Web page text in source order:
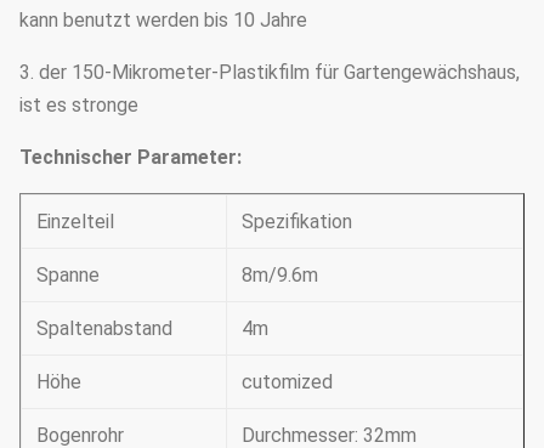
kann benutzt werden bis 10 Jahre
3. der 150-Mikrometer-Plastikfilm für Gartengewächshaus,
ist es stronge
Technischer Parameter:
Einzelteil Spezifikation
Spanne 8m/9.6m
Spaltenabstand 4m
Höhe cutomized
Bogenrohr Durchmesser: 32mm